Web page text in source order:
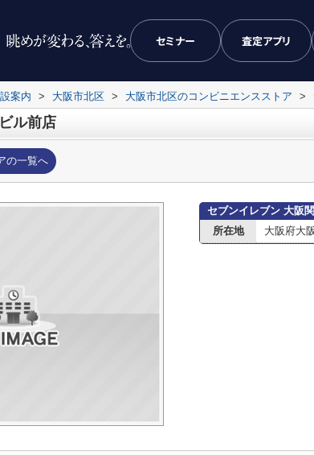
セミナー 査定アプリ
案内 > 大阪市北区 > 大阪市北区のコンビニエンスストア >
ル前店
の一覧へ
セブンイレブン 大阪
所在地
大阪府大